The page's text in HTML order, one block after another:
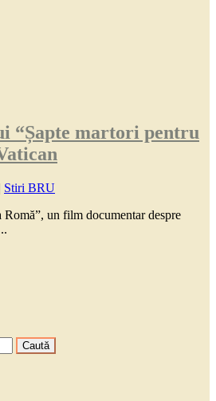
“Șapte martori pentru
Stiri BRU
un film documentar despre